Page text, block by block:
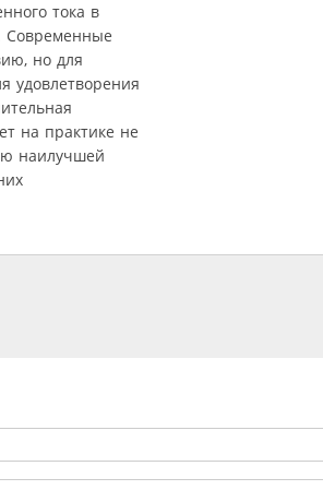
тока в
Современные
но для
удовлетворения
на практике не
наилучшей